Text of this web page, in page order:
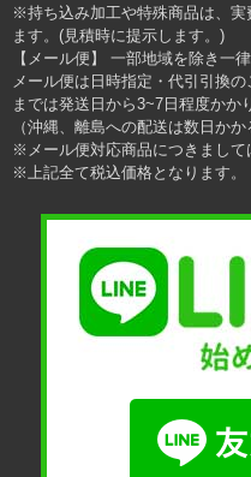
※持ち込み加工や特殊商品は、実
ます。(見積時に提示します。)
【メール便】 一部地域を除き一
メール便は日時指定・代引引換
までは発送日から3~7日程度かか
（沖縄、離島への配送は数日かか
※メール便対応商品につきまし
※上記全て税込価格となります。